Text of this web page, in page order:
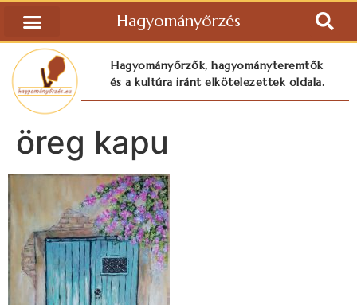
Hagyományőrzés
Hagyományőrzők, hagyományteremtők
és a kultúra iránt elkötelezettek oldala.
öreg kapu